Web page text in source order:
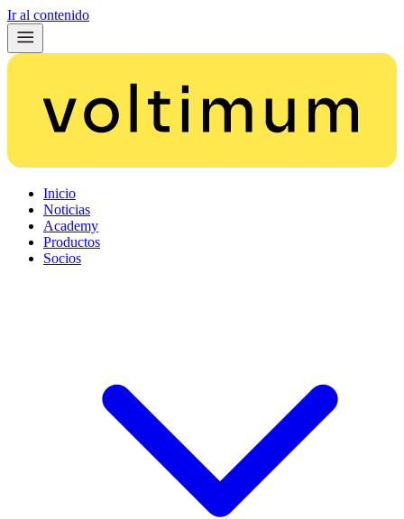
Ir al contenido
Inicio
Noticias
Academy
Productos
Socios